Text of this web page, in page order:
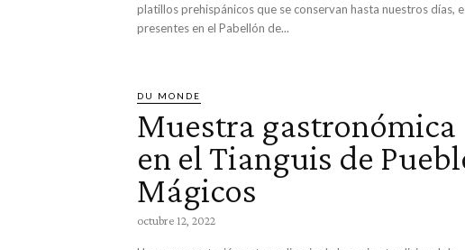
platillos prehispánicos que se conservan hasta nuestros días,
presentes en el Pabellón de...
DU MONDE
Muestra gastronómica
en el Tianguis de
Mágicos
octubre 12, 2022